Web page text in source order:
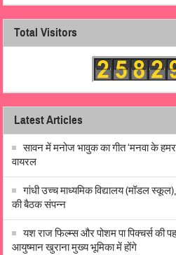
Total Visitors
Latest Articles
सावन में मनोज भावुक का गीत ‘मनवा के
वायरल
गांधी उच्च माध्यमिक विद्यालय (मॉडल
की बैठक संपन्न
यश राज फिल्म्स और पोशम पा पिक्चर्स की
आयुष्मान खुराना मुख्य भूमिका में होंगे